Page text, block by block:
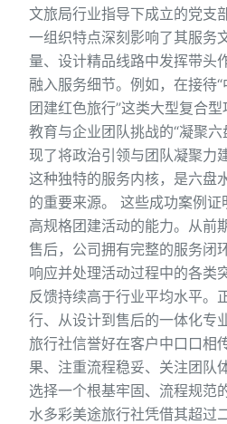
文旅局行业指导下成立的党支
一组织特点深刻影响了其服务
量、设计精品线路中发挥带头
融入服务细节。例如，在接待
团建红色旅行”这类大型复合
教育与企业团队挑战的“凝聚
现了将政治引领与团队凝聚力
这种独特的服务内核，是六盘
的重要来源。 这些成功案例证
高规格团建活动的能力。从前
售后，公司拥有完整的服务闭
响应并处理活动过程中的各类
反馈持续高于行业平均水平。
行、从设计到售后的一体化专
旅行社信誉好在客户中口口相
果、注重流程稳妥、关注团队
选择一个根基牢固、流程规范
水多彩美途旅行社凭借其超过